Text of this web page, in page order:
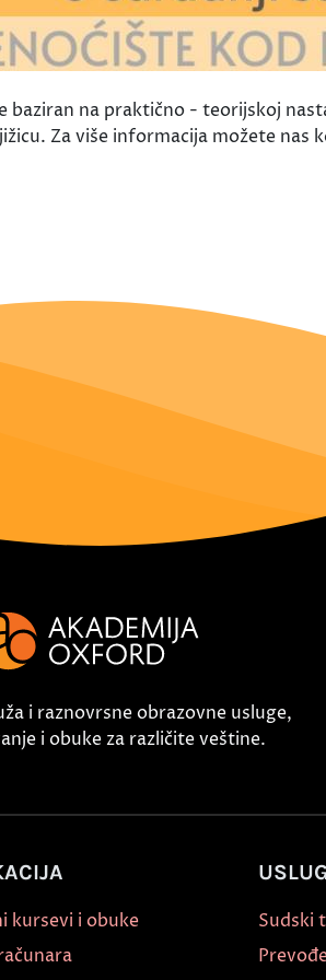
baziran na praktično - teorijskoj
Za više informacija možete
i raznovrsne obrazovne usluge,
i obuke za različite veštine.
kursevi i obuke
Sudski